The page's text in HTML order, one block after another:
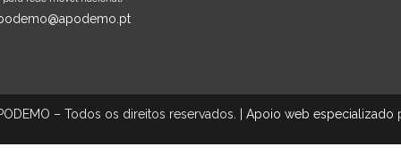
– Todos os direitos reservados. | Apoio web especializado